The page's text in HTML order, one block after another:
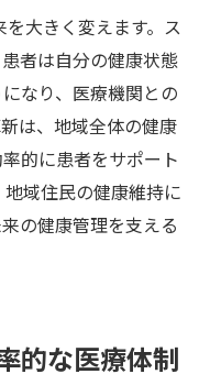
大きく変えます。ス
者は自分の健康状態
なり、医療機関との
は、地域全体の健康
的に患者をサポート
域住民の健康維持に
の健康管理を支える
的な医療体制